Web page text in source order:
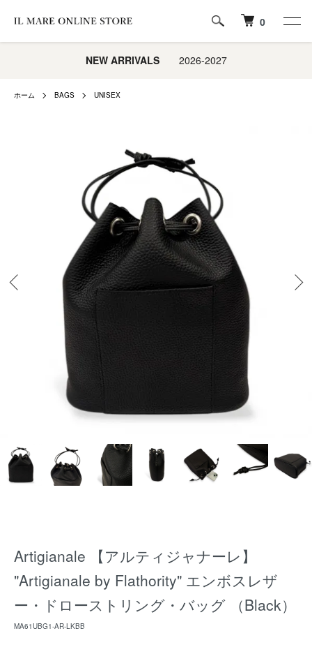
0
NEW ARRIVALS2026-2027
ホーム BAGS UNISEX
Artigianale 【アルティジャナーレ】
"Artigianale by Flathority" エンボスレザ
ー・ドローストリング・バッグ （Black）
MA61UBG1-AR-LKBB